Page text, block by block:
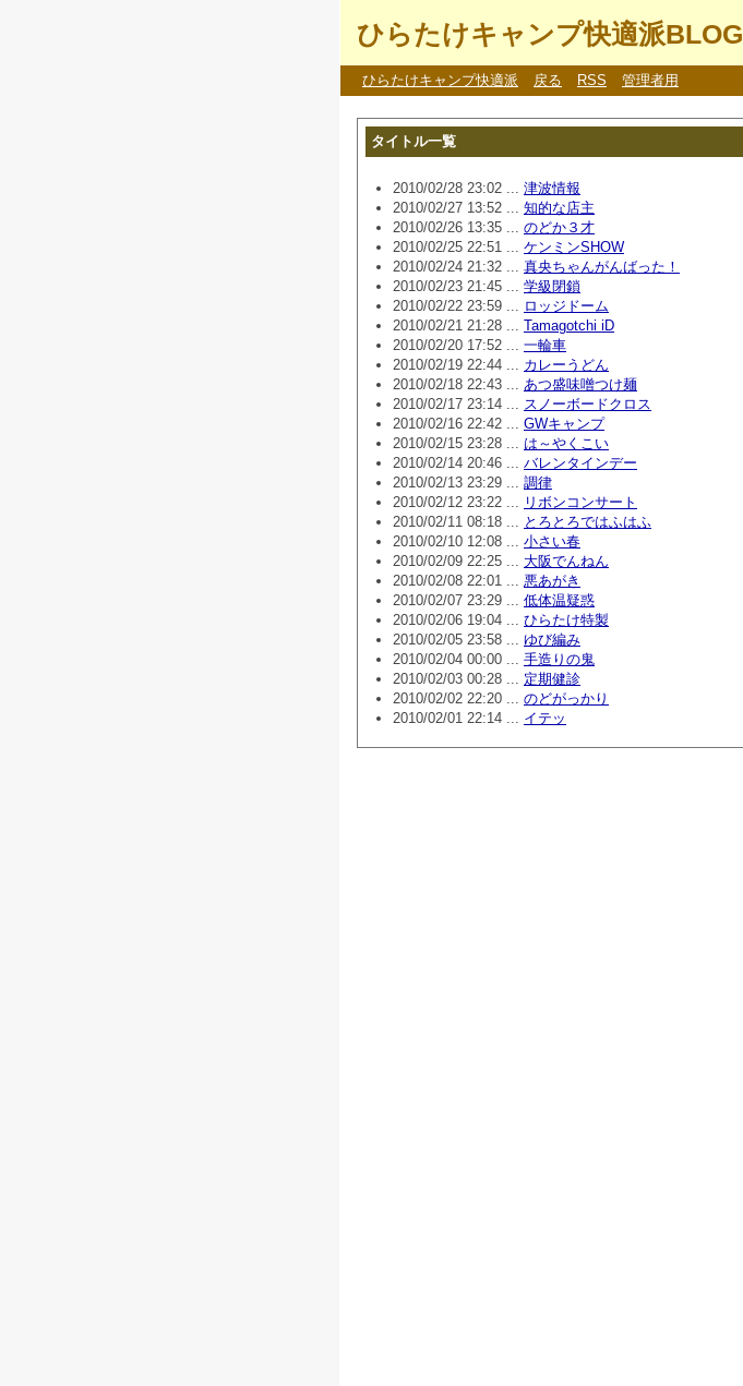
ひらたけキャンプ快適派BLOG
ひらたけキャンプ快適派 戻る RSS 管理者用
タイトル一覧
2010/02/28 23:02 ... 津波情報
2010/02/27 13:52 ... 知的な店主
2010/02/26 13:35 ... のどか３才
2010/02/25 22:51 ... ケンミンSHOW
2010/02/24 21:32 ... 真央ちゃんがんばった！
2010/02/23 21:45 ... 学級閉鎖
2010/02/22 23:59 ... ロッジドーム
2010/02/21 21:28 ... Tamagotchi iD
2010/02/20 17:52 ... 一輪車
2010/02/19 22:44 ... カレーうどん
2010/02/18 22:43 ... あつ盛味噌つけ麺
2010/02/17 23:14 ... スノーボードクロス
2010/02/16 22:42 ... GWキャンプ
2010/02/15 23:28 ... は～やくこい
2010/02/14 20:46 ... バレンタインデー
2010/02/13 23:29 ... 調律
2010/02/12 23:22 ... リボンコンサート
2010/02/11 08:18 ... とろとろではふはふ
2010/02/10 12:08 ... 小さい春
2010/02/09 22:25 ... 大阪でんねん
2010/02/08 22:01 ... 悪あがき
2010/02/07 23:29 ... 低体温疑惑
2010/02/06 19:04 ... ひらたけ特製
2010/02/05 23:58 ... ゆび編み
2010/02/04 00:00 ... 手造りの鬼
2010/02/03 00:28 ... 定期健診
2010/02/02 22:20 ... のどがっかり
2010/02/01 22:14 ... イテッ